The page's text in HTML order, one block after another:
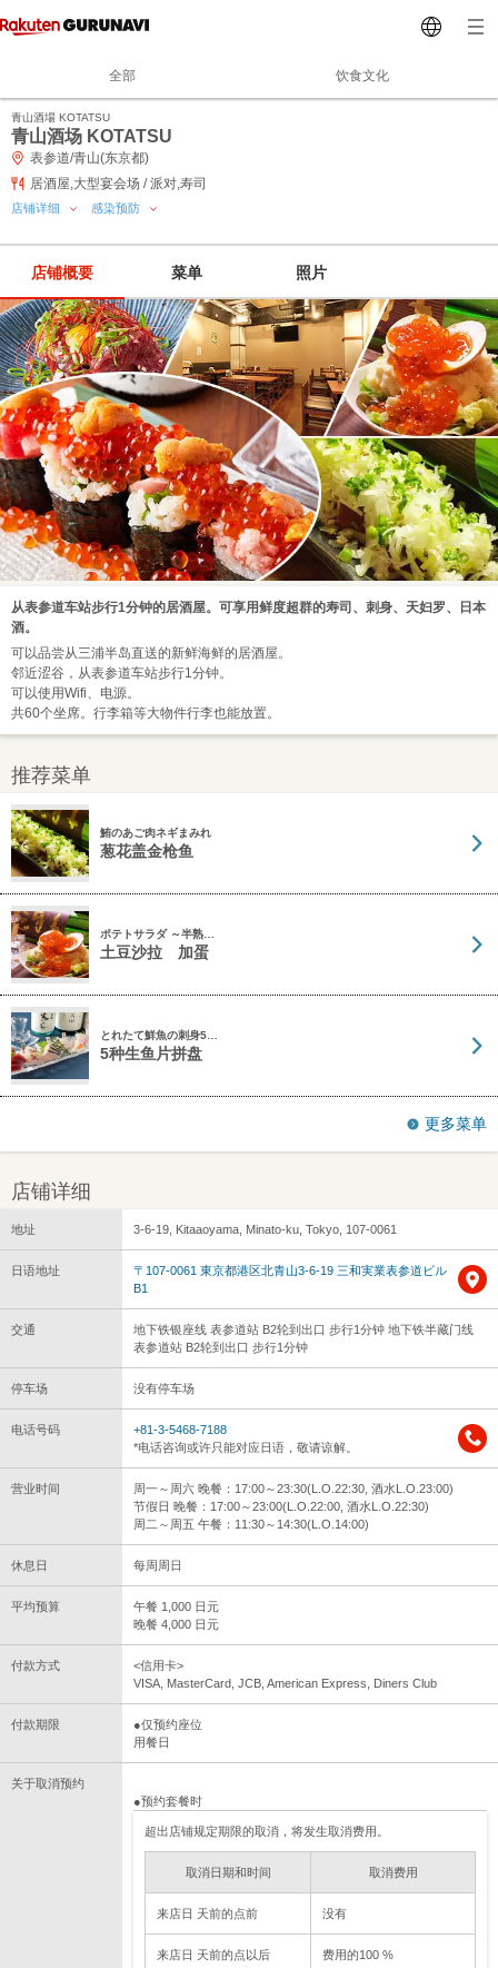
全部 饮食文化
青山酒場 KOTATSU
青山酒场 KOTATSU
表参道/青山(东京都)
居酒屋,大型宴会场 / 派对,寿司
店铺详细 感染预防
店铺概要 菜单 照片
从表参道车站步行1分钟的居酒屋。可享用鲜度超群的寿司、刺身、天妇罗、日本
酒。
可以品尝从三浦半岛直送的新鲜海鲜的居酒屋。
邻近涩谷，从表参道车站步行1分钟。
可以使用Wifi、电源。
共60个坐席。行李箱等大物件行李也能放置。
推荐菜单
鮪のあご肉ネギまみれ
葱花盖金枪鱼
ポテトサラダ ～半熟…
土豆沙拉 加蛋
とれたて鮮魚の刺身5…
5种生鱼片拼盘
更多菜单
店铺详细
地址 3-6-19, Kitaaoyama, Minato-ku, Tokyo, 107-0061
日语地址
〒107-0061 東京都港区北青山3-6-19 三和実業表参道ビル
B1
交通
地下铁银座线 表参道站 B2轮到出口 步行1分钟 地下铁半藏门线
表参道站 B2轮到出口 步行1分钟
停车场 没有停车场
电话号码
+81-3-5468-7188
*电话咨询或许只能对应日语，敬请谅解。
营业时间
周一～周六 晚餐：17:00～23:30(L.O.22:30, 酒水L.O.23:00)
节假日 晚餐：17:00～23:00(L.O.22:00, 酒水L.O.22:30)
周二～周五 午餐：11:30～14:30(L.O.14:00)
休息日 每周周日
平均预算
午餐 1,000 日元
晚餐 4,000 日元
付款方式
<信用卡>
VISA, MasterCard, JCB, American Express, Diners Club
付款期限
●仅预约座位
用餐日
关于取消预约
●预约套餐时
超出店铺规定期限的取消，将发生取消费用。
取消日期和时间 取消费用
来店日 天前的点前 没有
来店日 天前的点以后 费用的100 %